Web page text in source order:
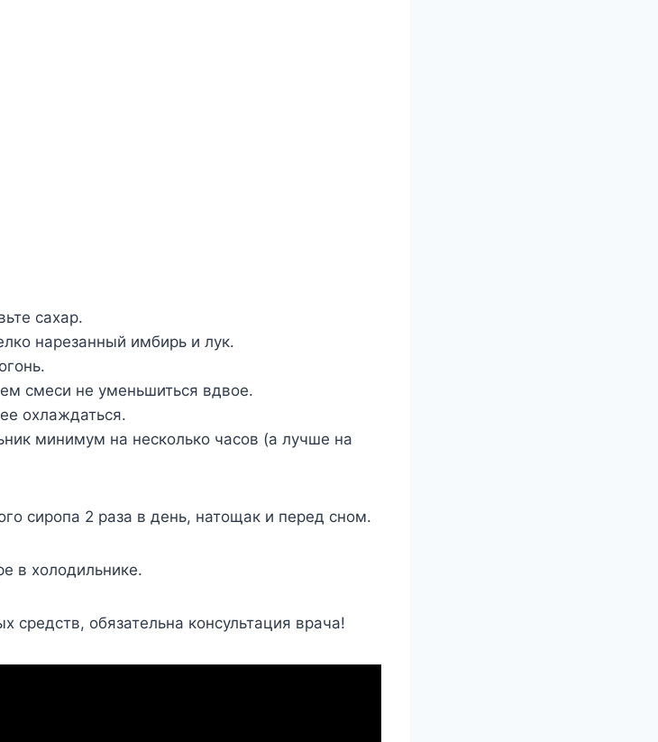
сахар.
нарезанный имбирь и лук.
смеси не уменьшиться вдвое.
охлаждаться.
минимум на несколько часов (а лучше на
сиропа 2 раза в день, натощак и перед сном.
в холодильнике.
обязательна консультация врача!